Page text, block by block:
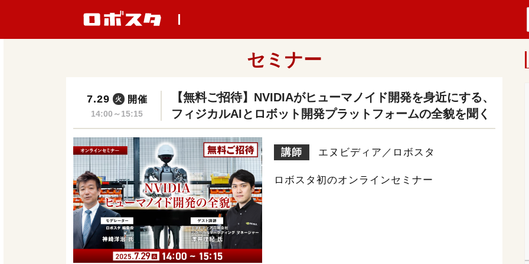
セミナー
7.29 火 開催
14:00～15:15
【無料ご招待】NVIDIAがヒューマノイド開発を身近にする、
フィジカルAIとロボット開発プラットフォームの全貌を聞く
講師 エヌビディア／ロボスタ
ロボスタ初のオンラインセミナー